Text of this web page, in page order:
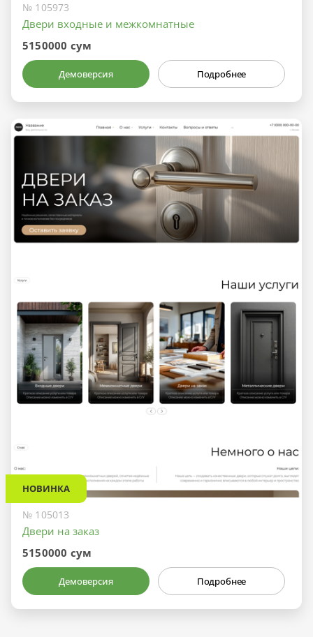
№ 105973
Двери входные и межкомнатные
5150000 сум
Демоверсия Подробнее
НОВИНКА
№ 105013
Двери на заказ
5150000 сум
Демоверсия Подробнее